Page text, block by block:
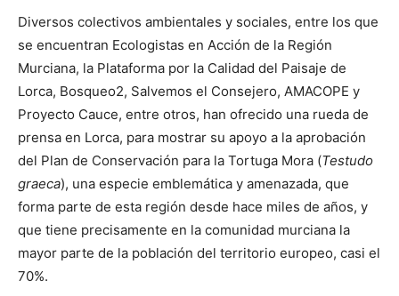
Diversos colectivos ambientales y sociales, entre los que
se encuentran Ecologistas en Acción de la Región
Murciana, la Plataforma por la Calidad del Paisaje de
Lorca, Bosqueo2, Salvemos el Consejero, AMACOPE y
Proyecto Cauce, entre otros, han ofrecido una rueda de
prensa en Lorca, para mostrar su apoyo a la aprobación
del Plan de Conservación para la Tortuga Mora (Testudo
graeca), una especie emblemática y amenazada, que
forma parte de esta región desde hace miles de años, y
que tiene precisamente en la comunidad murciana la
mayor parte de la población del territorio europeo, casi el
70%.